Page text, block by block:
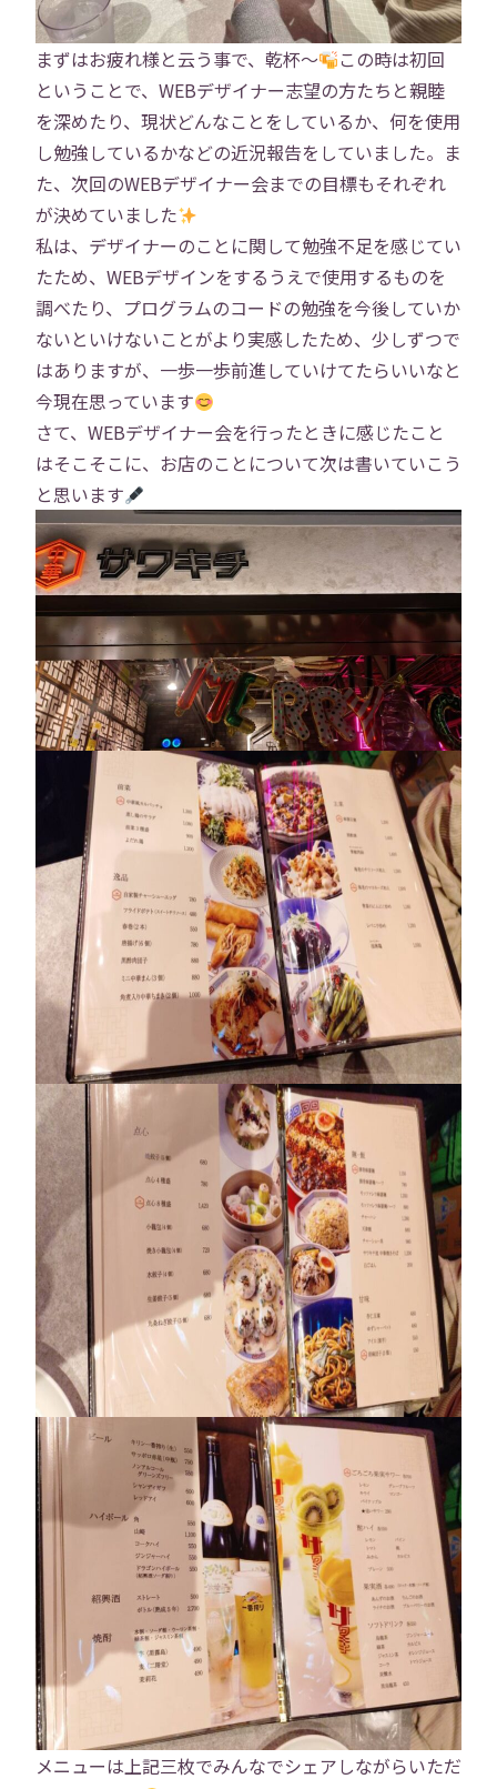
トップ
まずはお疲れ様と云う事で、乾杯～
この時は初回
ということで、WEBデザイナー志望の方たちと親睦
を深めたり、現状どんなことをしているか、何を使用
し勉強しているかなどの近況報告をしていました。ま
た、次回のWEBデザイナー会までの目標もそれぞれ
が決めていました
私は、デザイナーのことに関して勉強不足を感じてい
たため、WEBデザインをするうえで使用するものを
調べたり、プログラムのコードの勉強を今後していか
ないといけないことがより実感したため、少しずつで
はありますが、一歩一歩前進していけてたらいいなと
今現在思っています
さて、WEBデザイナー会を行ったときに感じたこと
はそこそこに、お店のことについて次は書いていこう
と思います
メニューは上記三枚でみんなでシェアしながらいただ